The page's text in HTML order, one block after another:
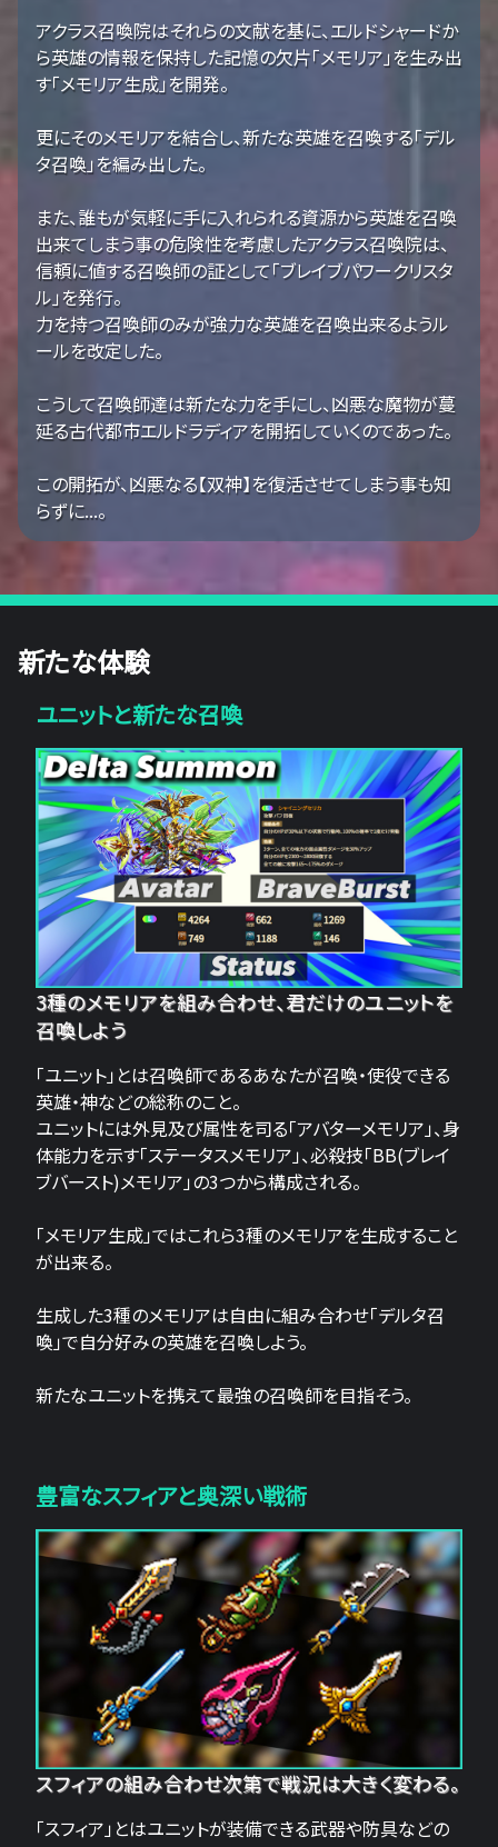
アクラス召喚院はそれらの文献を基に、エルドシャードか
ら英雄の情報を保持した記憶の欠片「メモリア」を生み出
す「メモリア生成」を開発。
更にそのメモリアを結合し、新たな英雄を召喚する「デル
タ召喚」を編み出した。
また、誰もが気軽に手に入れられる資源から英雄を召喚
出来てしまう事の危険性を考慮したアクラス召喚院は、
信頼に値する召喚師の証として「ブレイブパワークリスタ
ル」を発行。
力を持つ召喚師のみが強力な英雄を召喚出来るようル
ールを改定した。
こうして召喚師達は新たな力を手にし、凶悪な魔物が蔓
延る古代都市エルドラディアを開拓していくのであった。
この開拓が、凶悪なる【双神】を復活させてしまう事も知
らずに...。
新たな体験
ユニットと新たな召喚
3種のメモリアを組み合わせ、君だけのユニットを
召喚しよう
「ユニット」とは召喚師であるあなたが召喚・使役できる
英雄・神などの総称のこと。
ユニットには外見及び属性を司る「アバターメモリア」、身
体能力を示す「ステータスメモリア」、必殺技「BB(ブレイ
ブバースト)メモリア」の3つから構成される。
「メモリア生成」ではこれら3種のメモリアを生成すること
が出来る。
生成した3種のメモリアは自由に組み合わせ「デルタ召
喚」で自分好みの英雄を召喚しよう。
新たなユニットを携えて最強の召喚師を目指そう。
豊富なスフィアと奥深い戦術
スフィアの組み合わせ次第で戦況は大きく変わる。
「スフィア」とはユニットが装備できる武器や防具などの